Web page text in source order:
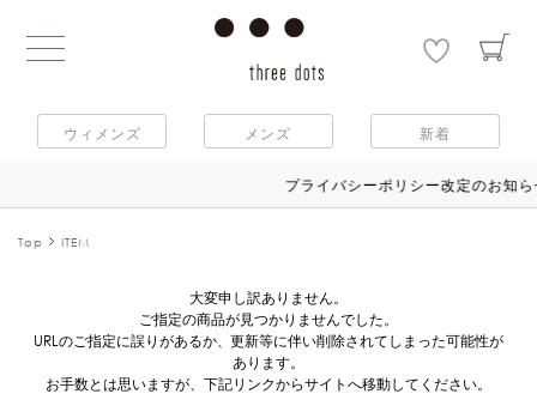
ウィメンズ メンズ 新着
プライバシーポリシー改定のお知らせ
Top ITEM
大変申し訳ありません。
ご指定の商品が見つかりませんでした。
URLのご指定に誤りがあるか、更新等に伴い削除されてしまった可能性が
あります。
お手数とは思いますが、下記リンクからサイトへ移動してください。